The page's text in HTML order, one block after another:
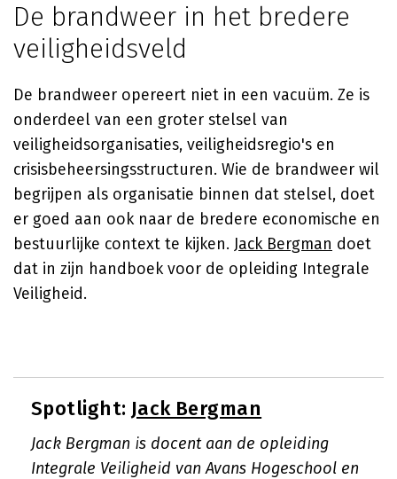
De brandweer in het bredere
veiligheidsveld
De brandweer opereert niet in een vacuüm. Ze is
onderdeel van een groter stelsel van
veiligheidsorganisaties, veiligheidsregio's en
crisisbeheersingsstructuren. Wie de brandweer wil
begrijpen als organisatie binnen dat stelsel, doet
er goed aan ook naar de bredere economische en
bestuurlijke context te kijken. Jack Bergman doet
dat in zijn handboek voor de opleiding Integrale
Veiligheid.
Spotlight: Jack Bergman
Jack Bergman is docent aan de opleiding
Integrale Veiligheid van Avans Hogeschool en